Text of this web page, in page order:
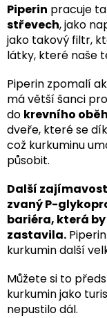
Piperin pracuje
střevech, jako
jako takový filtr,
látky, které naše
Piperin zpomalí
má větší šanci
do krevního
dveře, které se
což kurkuminu
působit.
Další
zvaný P-
bariéra, která
zastavila.
kurkumin další
Můžete si to
kurkumin jako
nepustilo dál.